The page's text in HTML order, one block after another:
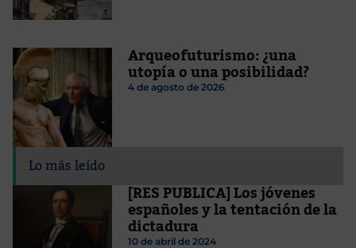
Arqueofuturismo: ¿una
utopía o una posibilidad?
4 de agosto de 2026
Lo más leído
[RES PUBLICA] Los jóvenes
españoles y la tentación de la
dictadura
10 de abril de 2024